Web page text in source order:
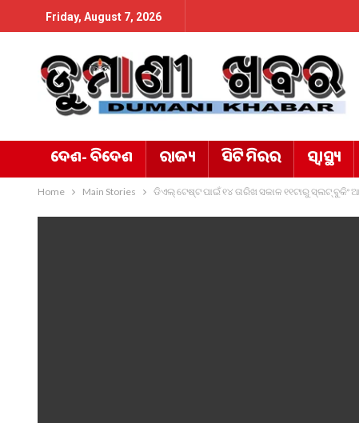
Friday, August 7, 2026
ଦେଶ- ବିଦେଶ ରାଜ୍ୟ ସିଟି ମିରର ସ୍ୱାସ୍ଥ୍ୟ
Home Main Stories ଡିଏଲ୍‌ ଟେଷ୍ଟ ପାଇଁ ୧୪ ତାରିଖ ସକାଳ ୧୧ଟାରୁ ସ୍ଲଟ୍‌ ବୁକିଂ